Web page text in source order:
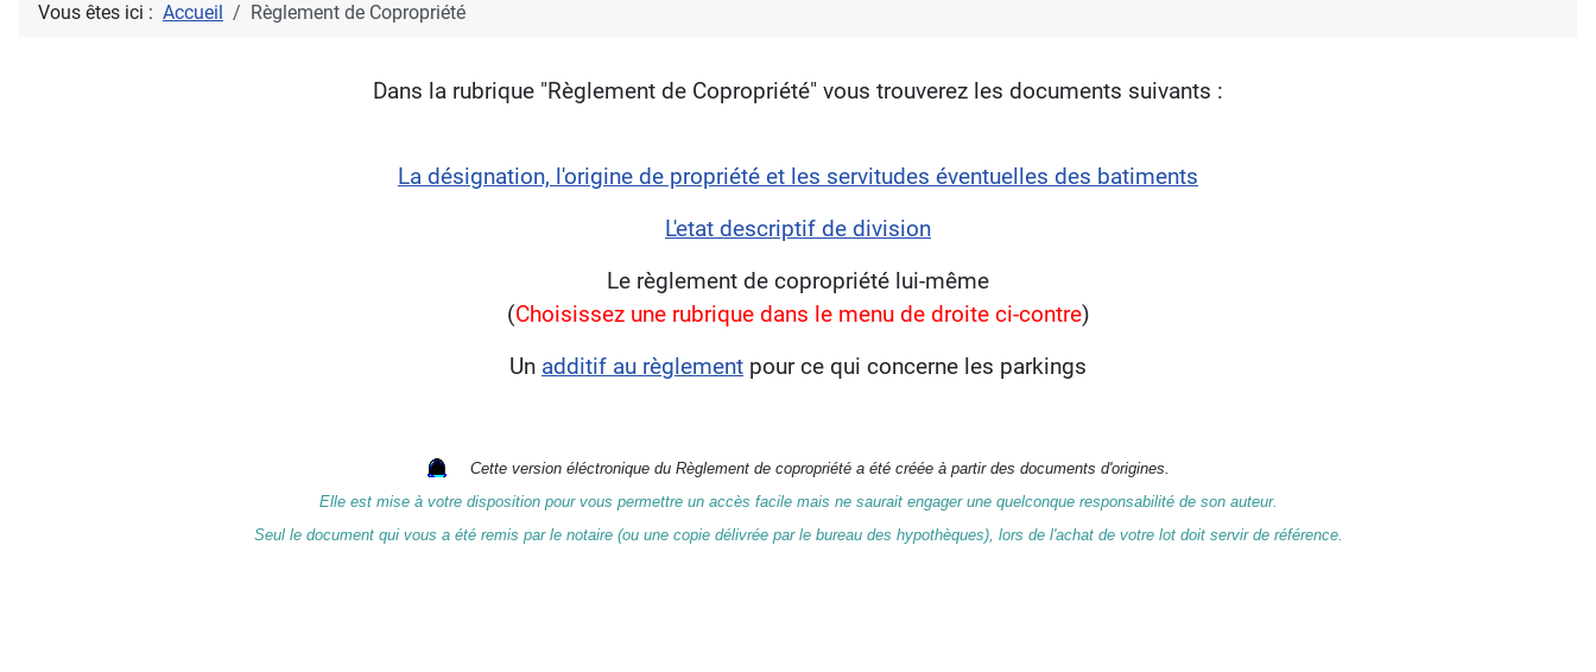
Vous êtes ici : Accueil Règlement de Copropriété
Dans la rubrique "Règlement de Copropriété" vous trouverez les documents suivants :
La désignation, l'origine de propriété et les servitudes éventuelles des batiments
L'etat descriptif de division
Le règlement de copropriété lui-même
(Choisissez une rubrique dans le menu de droite ci-contre)
Un additif au règlement pour ce qui concerne les parkings
Cette version éléctronique du Règlement de copropriété a été créée à partir des documents d'origines.
Elle est mise à votre disposition pour vous permettre un accès facile mais ne saurait engager une quelconque responsabilité de son auteur.
Seul le document qui vous a été remis par le notaire (ou une copie délivrée par le bureau des hypothèques), lors de l'achat de votre lot doit servir de référence.